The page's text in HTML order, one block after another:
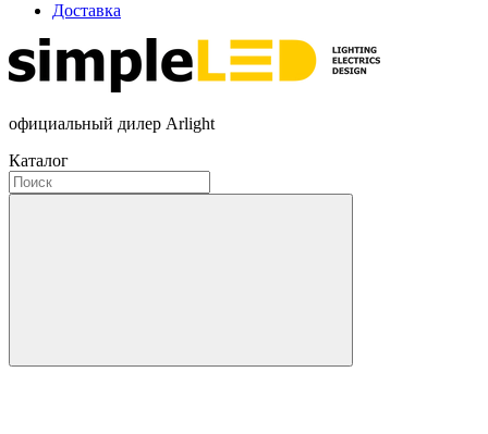
Доставка
официальный дилер Arlight
Каталог